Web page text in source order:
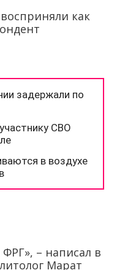
как
– написал в
Марат